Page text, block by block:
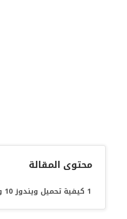
محتوى المقالة
كيفية تحميل ويندوز 10 و ويندوز 8.1 نسخ أصليه: